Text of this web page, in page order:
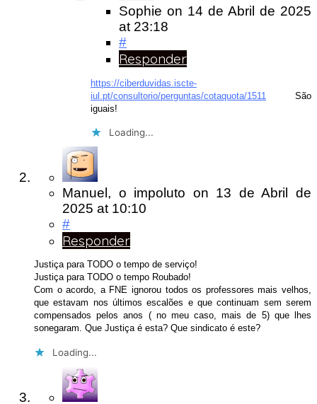
Sophie on 14 de Abril de 2025
at 23:18
#
Responder
https://ciberduvidas.iscte-
iul.pt/consultorio/perguntas/cotaquota/1511
São
iguais!
Loading...
Manuel, o impoluto on 13 de Abril de
2025 at 10:10
#
Responder
Justiça para TODO o tempo de serviço!
Justiça para TODO o tempo Roubado!
Com o acordo, a FNE ignorou todos os professores mais velhos,
que estavam nos últimos escalões e que continuam sem serem
compensados pelos anos ( no meu caso, mais de 5) que lhes
sonegaram. Que Justiça é esta? Que sindicato é este?
Loading...